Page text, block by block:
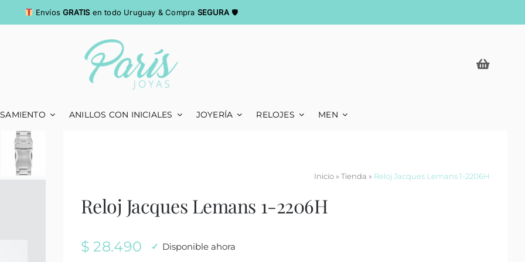
EnvíosGRATIS en todo Uruguay & Compra SEGURA🛡
ANILLOS CON INICIALES JOYERÍA RELOJES MEN
Inicio» Tienda » Reloj Jacques Lemans 1-2206H
Reloj Jacques Lemans 1-2206H
$ 28.490 Disponible ahora